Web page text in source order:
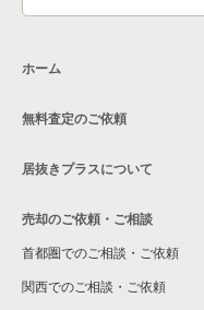
ホーム
無料査定のご依頼
居抜きプラスについて
売却のご依頼・ご相談
首都圏でのご相談・ご依頼
関西でのご相談・ご依頼